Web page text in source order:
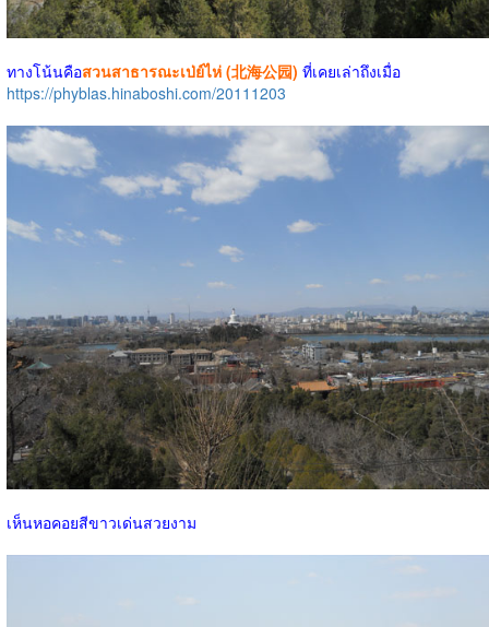
ทางโน้นคือสวนสาธารณะเป่ย์ไห่ (北海公园) ที่เคยเล่าถึงเมื่อ
https://phyblas.hinaboshi.com/20111203
เห็นหอคอยสีขาวเด่นสวยงาม